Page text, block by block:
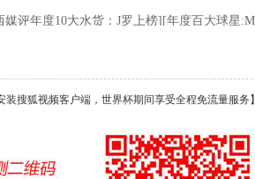
狐视频客户端，世界杯期间享受全程免流量服务】